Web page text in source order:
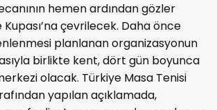
hemen ardından gözler
çevrilecek. Daha önce
planlanan organizasyonun
birlikte kent, dört gün boyunca
olacak. Türkiye Masa Tenisi
yapılan açıklamada,